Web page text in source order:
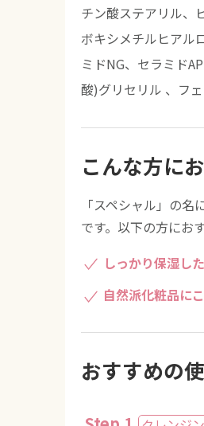
チン酸ステアリル、
ボキシメチルヒアル
ミドNG、セラミド
酸)グリセリル 、フ
こんな方に
「スペシャル」の
です。以下の方にお
しっかり保湿し
自然派化粧品に
おすすめの